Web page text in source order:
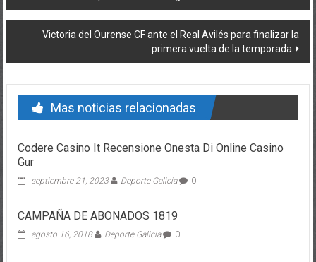
Victoria del Ourense CF ante el Real Avilés para finalizar la
primera vuelta de la temporada
Mas noticias relacionadas
Codere Casino It Recensione Onesta Di Online Casino
Gur
septiembre 21, 2023 Deporte Galicia 0
CAMPAÑA DE ABONADOS 1819
agosto 16, 2018 Deporte Galicia 0